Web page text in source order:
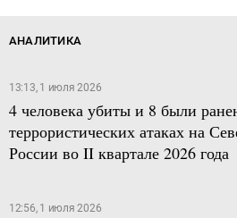
АНАЛИТИКА
13:13, 1 июля 2026
4 человека убиты и 8 были
террористических атаках на
России во II квартале 2026 года
12:56, 1 июля 2026